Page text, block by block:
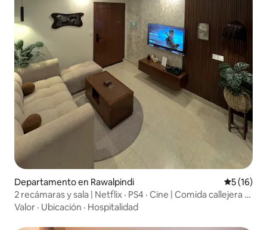
Departamento en Rawalpindi
5 (16)
2 recámaras y sala | Netflix · PS4 · Cine | Comida callejera a
2 minutos
Valor · Ubicación · Hospitalidad